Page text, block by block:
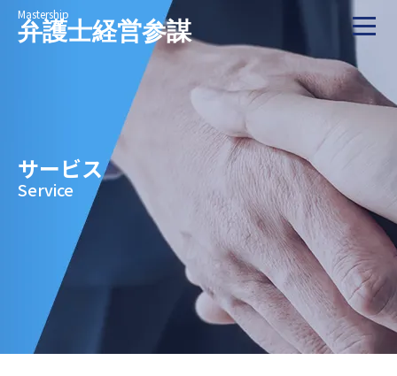
Mastership
弁護士経営参謀
業務改善
お問い合わせ
セミナーへ申し込む
サービス
Service